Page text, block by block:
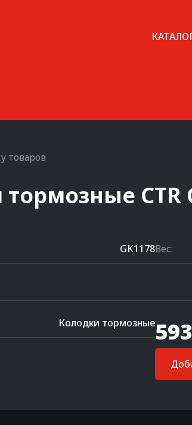
товаров
тормозные CTR
GK1178Вес:
Колодки тормозные